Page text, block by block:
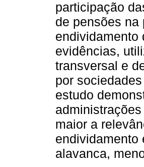
participação
de pensões na
endividamento
evidências,
transversal e
por
estudo
maior a
endividamento
alavanca,